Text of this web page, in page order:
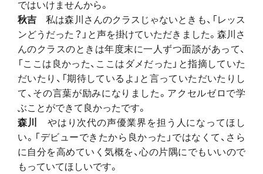
ではいけませんから。
秋吉私は森川さんのクラスじゃないときも、「レッス
ンどうだった？」と声を掛けていただきました。森川さ
んのクラスのときは年度末に一人ずつ面談があって、
「ここは良かった、ここはダメだった」と指摘していた
だいたり、「期待しているよ」と言っていただいたりし
て、その言葉が励みになりました。アクセルゼロで学
ぶことができて良かったです。
森川 やはり次代の声優業界を担う人になってほし
い。「デビューできたから良かった」ではなくて、さら
に自分を高めていく気概を、心の片隅にでもいいので
もっていてほしいです。